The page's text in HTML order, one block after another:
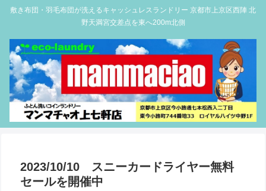
敷き布団・羽毛布団が洗えるキャッシュレスランドリー 京都市上京区西陣 北
野天満宮交差点を東へ200m北側
2023/10/10 スニーカードライヤー無料
セールを開催中